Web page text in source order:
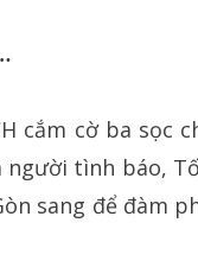
cắm cờ ba sọc
người tình báo,
sang để đàm